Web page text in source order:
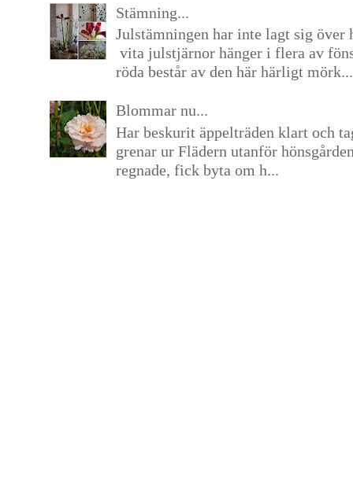
Stämning...
Julstämningen har inte lagt sig över
vita julstjärnor hänger i flera av
röda består av den här härligt mörk...
Blommar nu...
Har beskurit äppelträden klart och
grenar ur Flädern utanför
regnade, fick byta om h...